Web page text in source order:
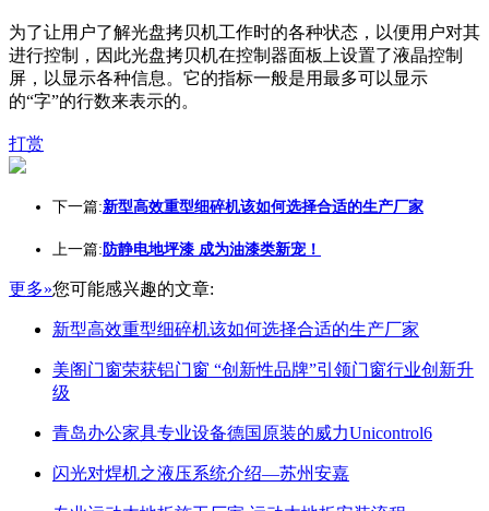
为了让用户了解光盘拷贝机工作时的各种状态，以便用户对其
进行控制，因此光盘拷贝机在控制器面板上设置了液晶控制
屏，以显示各种信息。它的指标一般是用最多可以显示
的“字”的行数来表示的。
打赏
下一篇:新型高效重型细碎机该如何选择合适的生产厂家
上一篇: 防静电地坪漆 成为油漆类新宠！
更多»您可能感兴趣的文章:
新型高效重型细碎机该如何选择合适的生产厂家
美阁门窗荣获铝门窗 “创新性品牌”引领门窗行业创新升
级
青岛办公家具专业设备德国原装的威力Unicontrol6
闪光对焊机之液压系统介绍—苏州安嘉